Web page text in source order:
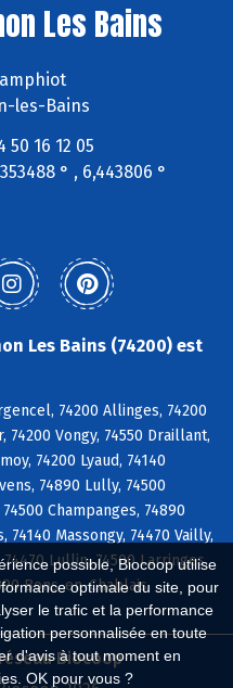
possible, Biocoop utilise
optimale du site, pour
le trafic et la performance
personnalisée en toute
d'avis à tout moment en
OK pour vous ?
Les Bains
les-Bains
50 16 12 05
° , 6,443806 °
Les Bains (74200) est
74200 Allinges, 74200
Vongy, 74550 Draillant,
74200 Lyaud, 74140
74890 Lully, 74500
Champanges, 74890
74140 Massongy, 74470 Vailly,
Lullin, 74500 Larringes,
Bons-en-Chablais
Biocoop